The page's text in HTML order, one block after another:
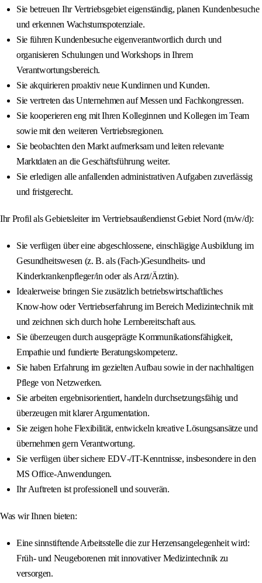
Sie betreuen Ihr Vertriebsgebiet eigenständig, planen Kundenbesuche
und erkennen Wachstumspotenziale.
Sie führen Kundenbesuche eigenverantwortlich durch und
organisieren Schulungen und Workshops in Ihrem
Verantwortungsbereich.
Sie akquirieren proaktiv neue Kundinnen und Kunden.
Sie vertreten das Unternehmen auf Messen und Fachkongressen.
Sie kooperieren eng mit Ihren Kolleginnen und Kollegen im Team
sowie mit den weiteren Vertriebsregionen.
Sie beobachten den Markt aufmerksam und leiten relevante
Marktdaten an die Geschäftsführung weiter.
Sie erledigen alle anfallenden administrativen Aufgaben zuverlässig
und fristgerecht.
Ihr Profil als Gebietsleiter im Vertriebsaußendienst Gebiet Nord (m/w/d):
Sie verfügen über eine abgeschlossene, einschlägige Ausbildung im
Gesundheitswesen (z. B. als (Fach-)Gesundheits- und
Kinderkrankenpfleger/in oder als Arzt/Ärztin).
Idealerweise bringen Sie zusätzlich betriebswirtschaftliches
Know‑how oder Vertriebserfahrung im Bereich Medizintechnik mit
und zeichnen sich durch hohe Lernbereitschaft aus.
Sie überzeugen durch ausgeprägte Kommunikationsfähigkeit,
Empathie und fundierte Beratungskompetenz.
Sie haben Erfahrung im gezielten Aufbau sowie in der nachhaltigen
Pflege von Netzwerken.
Sie arbeiten ergebnisorientiert, handeln durchsetzungsfähig und
überzeugen mit klarer Argumentation.
Sie zeigen hohe Flexibilität, entwickeln kreative Lösungsansätze und
übernehmen gern Verantwortung.
Sie verfügen über sichere EDV‑/IT‑Kenntnisse, insbesondere in den
MS Office‑Anwendungen.
Ihr Auftreten ist professionell und souverän.
Was wir Ihnen bieten:
Eine sinnstiftende Arbeitsstelle die zur Herzensangelegenheit wird:
Früh- und Neugeborenen mit innovativer Medizintechnik zu
versorgen.